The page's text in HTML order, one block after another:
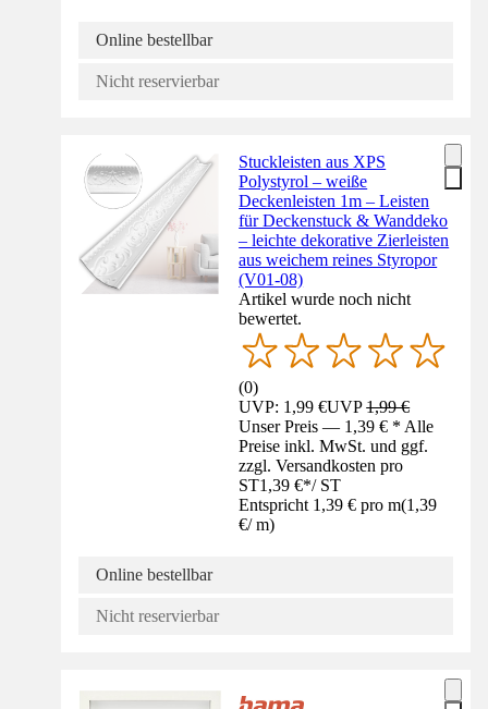
Online bestellbar
Nicht reservierbar
Stuckleisten aus XPS
Polystyrol – weiße
Deckenleisten 1m – Leisten
für Deckenstuck & Wanddeko
– leichte dekorative Zierleisten
aus weichem reines Styropor
(V01-08)
Artikel wurde noch nicht
bewertet.
(0)
UVP: 1,99 €UVP1,99 €
Unser Preis — 1,39 € * Alle
Preise inkl. MwSt. und ggf.
zzgl. Versandkosten pro
ST1,39 €*/ ST
Entspricht 1,39 € pro m(1,39
€/ m)
Online bestellbar
Nicht reservierbar